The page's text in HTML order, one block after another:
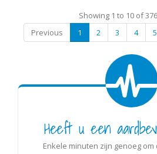
Showing 1 to 10 of
Previous
1 2 3 4 5
Heeft u een
Enkele minuten zijn genoeg